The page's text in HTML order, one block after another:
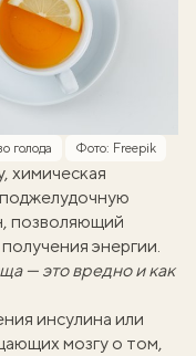
голода Фото: Freepik
химическая
позволяющий
энергии.
— это вредно икак
инсулина или
мозгу о том,